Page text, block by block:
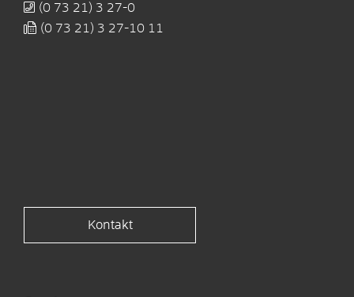
(0 73 21) 3 27-0
(0 73 21) 3 27-10 11
Kontakt